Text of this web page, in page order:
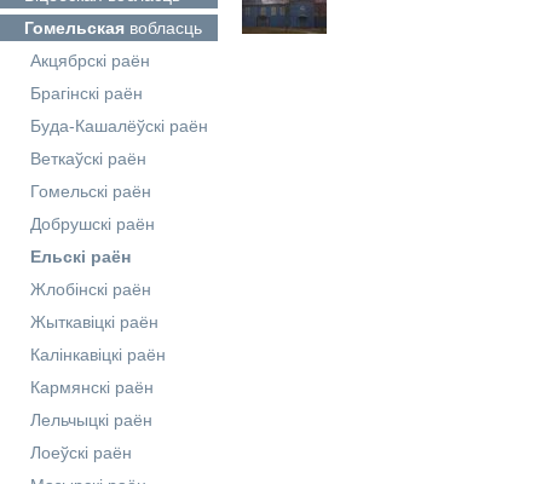
Гомельская вобласць
Акцябрскі раён
Брагінскі раён
Буда-Кашалёўскі раён
Веткаўскі раён
Гомельскі раён
Добрушскі раён
Ельскі раён
Жлобінскі раён
Жыткавіцкі раён
Калінкавіцкі раён
Кармянскі раён
Лельчыцкі раён
Лоеўскі раён